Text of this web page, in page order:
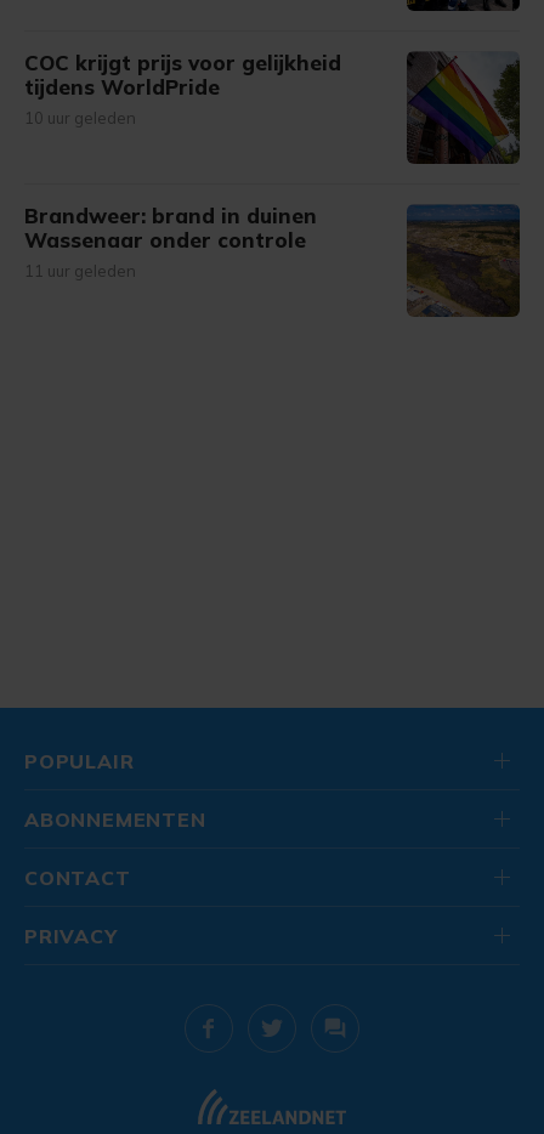
COC krijgt prijs voor gelijkheid
tijdens WorldPride
10 uur geleden
Brandweer: brand in duinen
Wassenaar onder controle
11 uur geleden
POPULAIR
ABONNEMENTEN
CONTACT
PRIVACY